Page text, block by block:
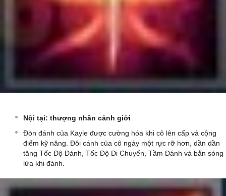
Nội tại: thượng nhân cảnh giới
Đòn đánh của Kayle được cường hóa khi cô lên cấp và cộng
điểm kỹ năng. Đôi cánh của cô ngày một rực rỡ hơn, dần dần
tăng Tốc Độ Đánh, Tốc Độ Di Chuyển, Tầm Đánh và bắn sóng
lửa khi đánh.